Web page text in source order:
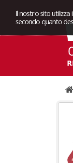
Il nostro sito utilizza
secondo quanto